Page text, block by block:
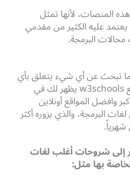
المنصات، لأنها تمثل
عليه الكثير من مقدمي
البرمجة.
تبحث عن أي شيء يتعلق بأي
لغة برمجة ستجد موقع w3schools يظهر لك في
وافضل المواقع أونلاين
البرمجة، والذي يزوره أكثر
شروحات أغلب لغات
بها مثل: